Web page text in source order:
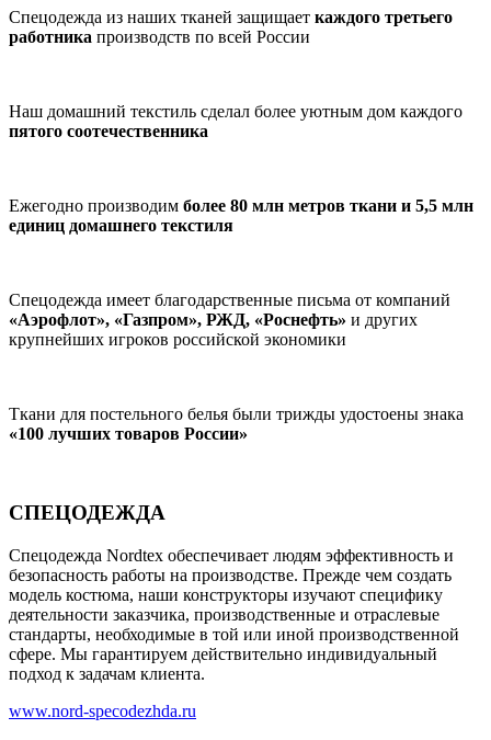
Спецодежда из наших тканей защищает каждого третьего
работника производств по всей России
Наш домашний текстиль сделал более уютным дом каждого
пятого соотечественника
Ежегодно производим более 80 млн метров ткани и 5,5 млн
единиц домашнего текстиля
Спецодежда имеет благодарственные письма от компаний
«Аэрофлот», «Газпром», РЖД, «Роснефть» и других
крупнейших игроков российской экономики
Ткани для постельного белья были трижды удостоены знака
«100 лучших товаров России»
СПЕЦОДЕЖДА
Спецодежда Nordtex обеспечивает людям эффективность и
безопасность работы на производстве. Прежде чем создать
модель костюма, наши конструкторы изучают специфику
деятельности заказчика, производственные и отраслевые
стандарты, необходимые в той или иной производственной
сфере. Мы гарантируем действительно индивидуальный
подход к задачам клиента.
www.nord-specodezhda.ru